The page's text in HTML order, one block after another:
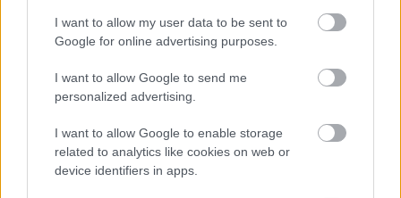
I want to allow my user data to be sent to
Google for online advertising purposes.
I want to allow Google to send me
personalized advertising.
I want to allow Google to enable storage
related to analytics like cookies on web or
device identifiers in apps.
ΕΙΝΑΠ: Καταγγέλλει αιφνιδιαστική
αλλαγή στο πρόγραμμα εφημεριών
του Σισμανογλείου